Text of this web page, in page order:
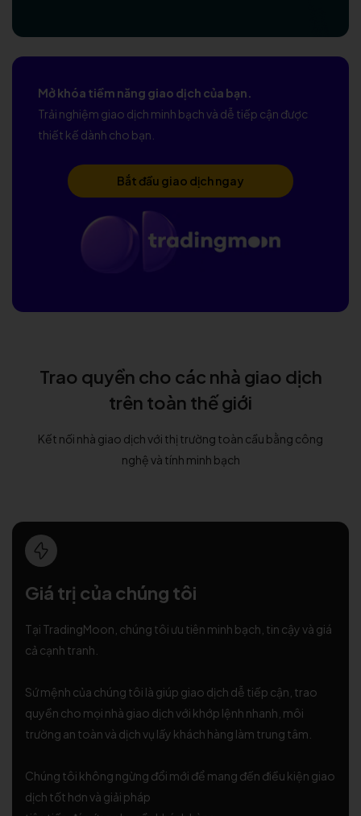
Mở khóa tiềm năng giao dịch của bạn.
Trải nghiệm giao dịch minh bạch và dễ tiếp cận được
thiết kế dành cho bạn.
Bắt đầu giao dịch ngay
Trao quyền cho các nhà giao dịch
trên toàn thế giới
Kết nối nhà giao dịch với thị trường toàn cầu bằng công
nghệ và tính minh bạch
Giá trị của chúng tôi
Tại TradingMoon, chúng tôi ưu tiên minh bạch, tin cậy và giá
cả cạnh tranh.
Sứ mệnh của chúng tôi là giúp giao dịch dễ tiếp cận, trao
quyền cho mọi nhà giao dịch với khớp lệnh nhanh, môi
trường an toàn và dịch vụ lấy khách hàng làm trung tâm.
Chúng tôi không ngừng đổi mới để mang đến điều kiện giao
dịch tốt hơn và giải pháp